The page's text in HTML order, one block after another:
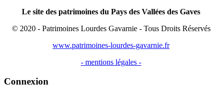
Le site des patrimoines du Pays des Vallées des Gaves
© 2020 - Patrimoines Lourdes Gavarnie - Tous Droits Réservés
www.patrimoines-lourdes-gavarnie.fr
- mentions légales -
Connexion